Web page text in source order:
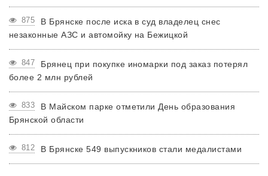
875
В Брянске после иска в суд владелец снес
незаконные АЗС и автомойку на Бежицкой
847
Брянец при покупке иномарки под заказ потерял
более 2 млн рублей
833
В Майском парке отметили День образования
Брянской области
812 В Брянске 549 выпускников стали медалистами